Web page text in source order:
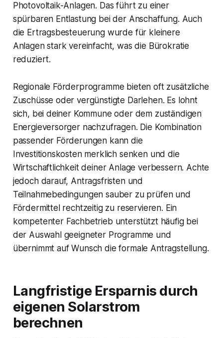
Photovoltaik-Anlagen. Das führt zu einer
spürbaren Entlastung bei der Anschaffung. Auch
die Ertragsbesteuerung wurde für kleinere
Anlagen stark vereinfacht, was die Bürokratie
reduziert.
Regionale Förderprogramme bieten oft zusätzliche
Zuschüsse oder vergünstigte Darlehen. Es lohnt
sich, bei deiner Kommune oder dem zuständigen
Energieversorger nachzufragen. Die Kombination
passender Förderungen kann die
Investitionskosten merklich senken und die
Wirtschaftlichkeit deiner Anlage verbessern. Achte
jedoch darauf, Antragsfristen und
Teilnahmebedingungen sauber zu prüfen und
Fördermittel rechtzeitig zu reservieren. Ein
kompetenter Fachbetrieb unterstützt häufig bei
der Auswahl geeigneter Programme und
übernimmt auf Wunsch die formale Antragstellung.
Langfristige Ersparnis durch
eigenen Solarstrom
berechnen